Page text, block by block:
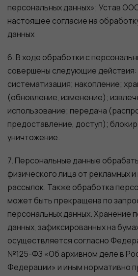
персональных данных»; Устав
настоящее согласие на
данных
6. В ходе обработки с
совершены следующие действия:
систематизация; накопление;
(обновление, изменение);
использование; передача
предоставление, доступ);
уничтожение.
7. Персональные данные
физического лица от рекламных
рассылок. Также обработка
может быть прекращена по
персональных данных. Хранение
данных, зафиксированных на
осуществляется согласно
№125-ФЗ «Об архивном деле в
Федерации» и иным нормативно